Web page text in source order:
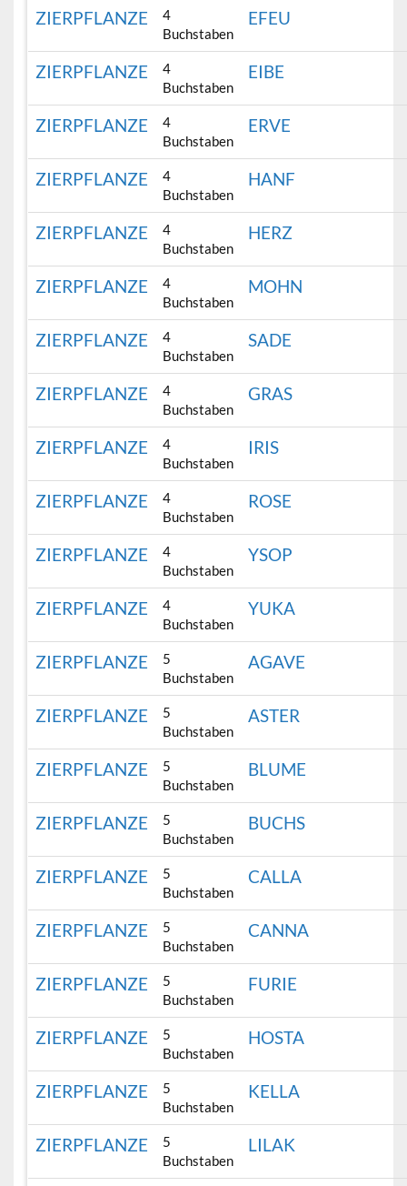
ZIERPFLANZE
4
Buchstaben
EFEU
ZIERPFLANZE
4
Buchstaben
EIBE
ZIERPFLANZE
4
Buchstaben
ERVE
ZIERPFLANZE
4
Buchstaben
HANF
ZIERPFLANZE
4
Buchstaben
HERZ
ZIERPFLANZE
4
Buchstaben
MOHN
ZIERPFLANZE
4
Buchstaben
SADE
ZIERPFLANZE
4
Buchstaben
GRAS
ZIERPFLANZE
4
Buchstaben
IRIS
ZIERPFLANZE
4
Buchstaben
ROSE
ZIERPFLANZE
4
Buchstaben
YSOP
ZIERPFLANZE
4
Buchstaben
YUKA
ZIERPFLANZE
5
Buchstaben
AGAVE
ZIERPFLANZE
5
Buchstaben
ASTER
ZIERPFLANZE
5
Buchstaben
BLUME
ZIERPFLANZE
5
Buchstaben
BUCHS
ZIERPFLANZE
5
Buchstaben
CALLA
ZIERPFLANZE
5
Buchstaben
CANNA
ZIERPFLANZE
5
Buchstaben
FURIE
ZIERPFLANZE
5
Buchstaben
HOSTA
ZIERPFLANZE
5
Buchstaben
KELLA
ZIERPFLANZE
5
Buchstaben
LILAK